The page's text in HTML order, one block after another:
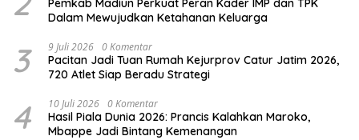
Pemkab Madiun Perkuat Peran Kader IMP dan TPK
Dalam Mewujudkan Ketahanan Keluarga
3 9 Juli 2026 0 Komentar
Pacitan Jadi Tuan Rumah Kejurprov Catur Jatim 2026,
720 Atlet Siap Beradu Strategi
4 10 Juli 2026 0 Komentar
Hasil Piala Dunia 2026: Prancis Kalahkan Maroko,
Mbappe Jadi Bintang Kemenangan